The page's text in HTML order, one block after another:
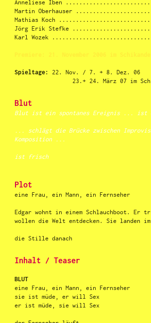
Anneliese Iben
Martin Oberhauser
Mathias Koch
Jörg Erik Stefke
Karl Wozek
Spieltage: 22. Nov. / 7. + 8. Dez. 06
23.+ 24. März 07 im
Blut
Blut ist ein spontanes Ereignis ... ist
... schlägt die Brücke zwischen
Komposition ...
ist frisch
Plot
eine Frau, ein Mann, ein Fernseher
Edgar wohnt in einem Schlauchboot. Er
wollen die Welt entdecken. Sie landen
die Stille danach
Inhalt / Teaser
BLUT
eine Frau, ein Mann, ein Fernseher
sie ist müde, er will Sex
er ist müde, sie will Sex